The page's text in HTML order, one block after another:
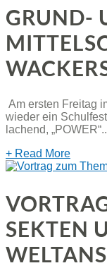
GRUND-
Am ersten Freitag
wieder ein
lachend,
+ Read More
SEKTEN